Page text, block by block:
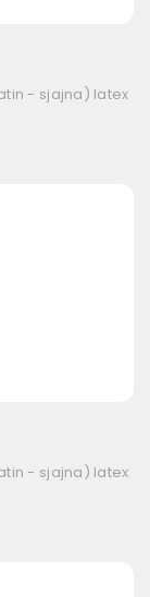
- sjajna) latex
- sjajna) latex